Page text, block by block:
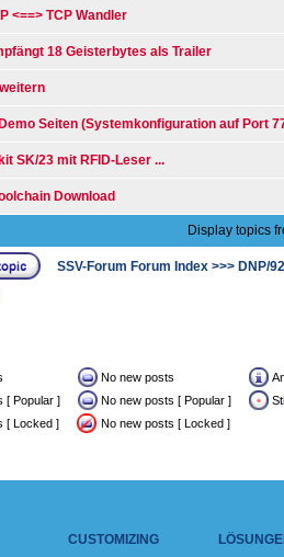
<==> TCP Wandler
18 Geisterbytes als Trailer
Seiten (Systemkonfiguration auf Port
SK/23 mit RFID-Leser ...
Download
Display topics
SSV-Forum Forum Index >>> DNP/
No new posts
[ Popular ]
No new posts [ Popular ]
[ Locked ]
No new posts [ Locked ]
CUSTOMIZING